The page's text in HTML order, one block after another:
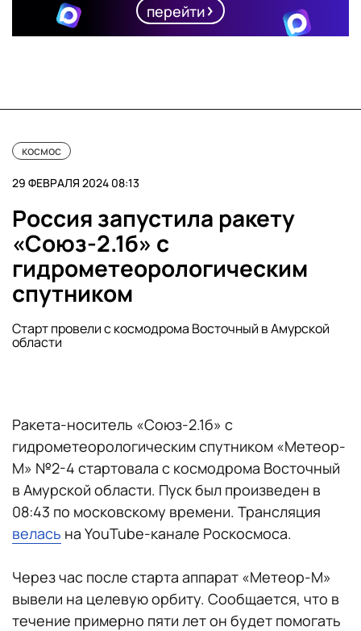
перейти
космос
29 ФЕВРАЛЯ 2024 08:13
Россия запустила ракету
«Союз-2.1б» с
гидрометеорологическим
спутником
Старт провели с космодрома Восточный в Амурской
области
Ракета-носитель «Союз-2.1б» с
гидрометеорологическим спутником «Метеор-
М» №2-4 стартовала с космодрома Восточный
в Амурской области. Пуск был произведен в
08:43 по московскому времени. Трансляция
велась на YouTube-канале Роскосмоса.
Через час после старта аппарат «Метеор-М»
вывели на целевую орбиту. Сообщается, что в
течение примерно пяти лет он будет помогать